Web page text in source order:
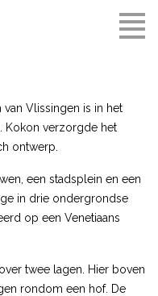
van Vlissingen is in het
Kokon verzorgde het
ontwerp.
een stadsplein en een
in drie ondergrondse
op een Venetiaans
twee lagen. Hier boven
rondom een hof. De